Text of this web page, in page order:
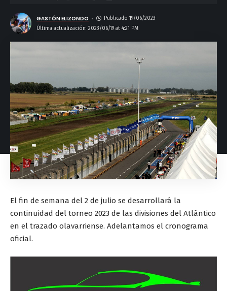
Última actualización: 2023/06/19 at 4:21 PM
GASTÓN ELIZONDO Publicado 19/06/2023
El fin de semana del 2 de julio se desarrollará la
continuidad del torneo 2023 de las divisiones del Atlántico
en el trazado olavarriense. Adelantamos el cronograma
oficial.